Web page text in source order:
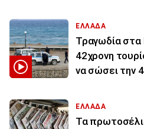
ΕΛΛΑΔΑ
Τραγωδία στα
42χρονη
να σώσει την
ΕΛΛΑΔΑ
Τα